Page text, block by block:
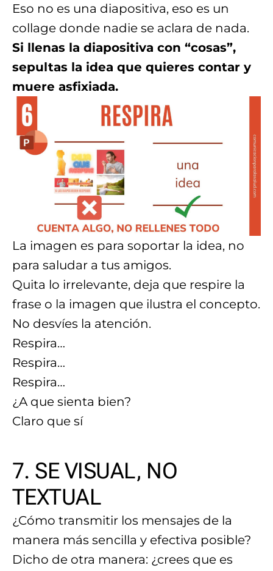
Eso no es una diapositiva, eso es un
collage donde nadie se aclara de nada.
Si llenas la diapositiva con “cosas”,
sepultas la idea que quieres contar y
muere asfixiada.
La imagen es para soportar la idea, no
para saludar a tus amigos.
Quita lo irrelevante, deja que respire la
frase o la imagen que ilustra el concepto.
No desvíes la atención.
Respira…
Respira…
Respira…
¿A que sienta bien?
Claro que sí
7. SE VISUAL, NO
TEXTUAL
¿Cómo transmitir los mensajes de la
manera más sencilla y efectiva posible?
Dicho de otra manera: ¿crees que es